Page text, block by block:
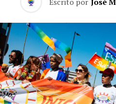
Escrito por José